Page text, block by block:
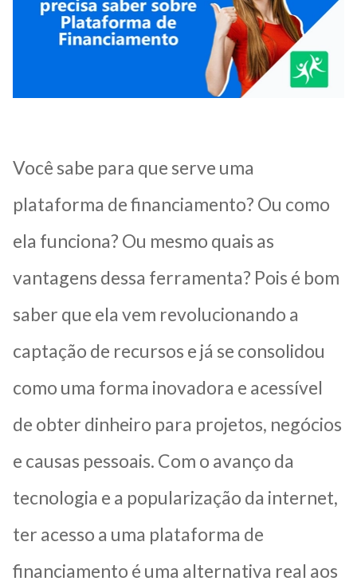
Você sabe para que serve uma
plataforma de financiamento? Ou como
ela funciona? Ou mesmo quais as
vantagens dessa ferramenta? Pois é bom
saber que ela vem revolucionando a
captação de recursos e já se consolidou
como uma forma inovadora e acessível
de obter dinheiro para projetos, negócios
e causas pessoais. Com o avanço da
tecnologia e a popularização da internet,
ter acesso a uma plataforma de
financiamento é uma alternativa real aos